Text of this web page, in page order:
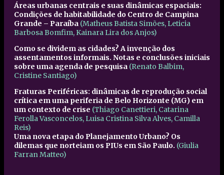
Áreas urbanas centrais e suas dinâmicas espaciais:
Condições de habitabilidade do Centro de Campina
Grande – Paraíba (Matheus Batista Simões, Leticia
Barbosa Bomfim, Kainara Lira dos Anjos)
Como se dividem as cidades? A invenção dos
assentamentos informais. Notas e conclusões iniciais
sobre uma agenda de pesquisa (Renato Balbim,
Cristine Santiago)
Fraturas Periféricas: dinâmicas de reprodução social
crítica em uma periferia de Belo Horizonte (MG) em
um contexto de crise (Thiago Canettieri, Catarina
Ferolla Vasconcelos, Luisa Cristina Silva Alves, Camilla
Reis)
Uma nova etapa do Planejamento Urbano? Os
dilemas que norteiam os PIUs em São Paulo. (Giulia
Farran Matteo)